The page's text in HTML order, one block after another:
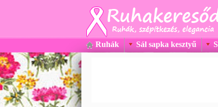
Ruhák Sál sapka kesztyű